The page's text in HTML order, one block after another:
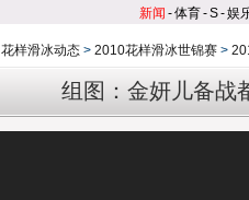
新闻 -体育-S-娱
花样滑冰动态 > 2010花样滑冰世锦赛 >
组图：金妍儿备战